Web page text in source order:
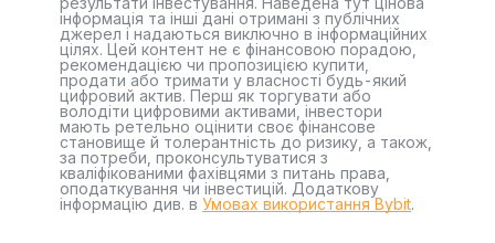
інформація та інші дані отримані з публічних
джерел і надаються виключно в інформаційних
цілях. Цей контент не є фінансовою порадою,
рекомендацією чи пропозицією купити,
продати або тримати у власності будь-який
цифровий актив. Перш як торгувати або
володіти цифровими активами, інвестори
мають ретельно оцінити своє фінансове
становище й толерантність до ризику, а також,
за потреби, проконсультуватися з
кваліфікованими фахівцями з питань права,
оподаткування чи інвестицій. Додаткову
інформацію див. в Умовах використання Bybit.